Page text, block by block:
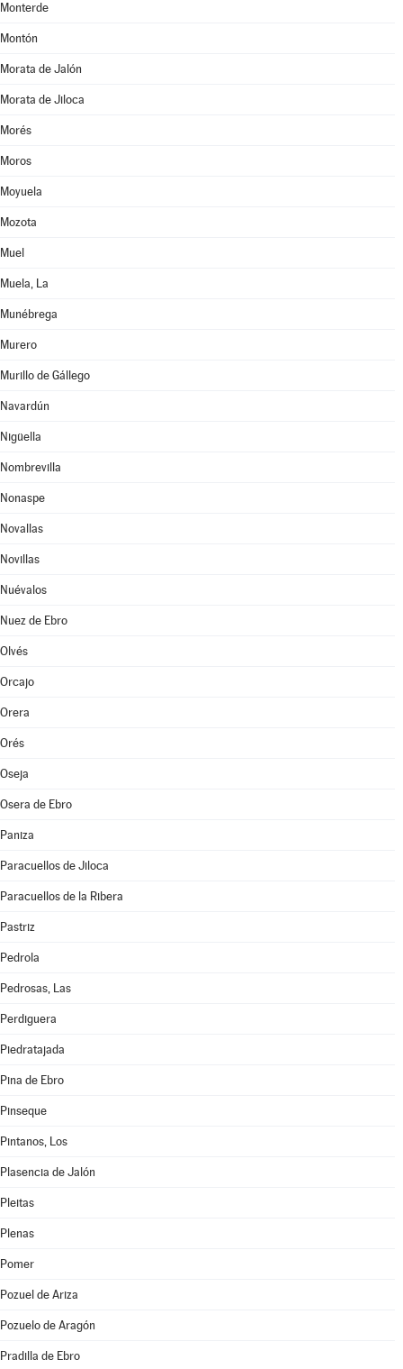
Monterde
Montón
Morata de Jalón
Morata de Jiloca
Morés
Moros
Moyuela
Mozota
Muel
Muela, La
Munébrega
Murero
Murillo de Gállego
Navardún
Nigüella
Nombrevilla
Nonaspe
Novallas
Novillas
Nuévalos
Nuez de Ebro
Olvés
Orcajo
Orera
Orés
Oseja
Osera de Ebro
Paniza
Paracuellos de Jiloca
Paracuellos de la Ribera
Pastriz
Pedrola
Pedrosas, Las
Perdiguera
Piedratajada
Pina de Ebro
Pinseque
Pintanos, Los
Plasencia de Jalón
Pleitas
Plenas
Pomer
Pozuel de Ariza
Pozuelo de Aragón
Pradilla de Ebro